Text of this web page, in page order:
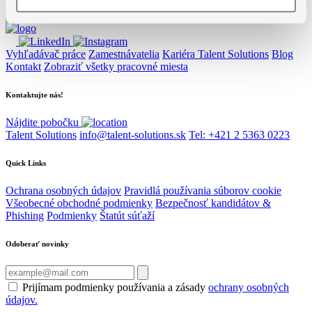
Vyhľadávač práce Zamestnávatelia Kariéra Talent Solutions Blog
Kontakt Zobraziť všetky pracovné miesta
Kontaktujte nás!
Nájdite pobočku
Talent Solutions info@talent-solutions.sk Tel: +421 2 5363 0223
Quick Links
Ochrana osobných údajov Pravidlá používania súborov cookie
Všeobecné obchodné podmienky Bezpečnosť kandidátov &
Phishing Podmienky Štatút súťaží
Odoberať novinky
Prijímam podmienky používania a zásady ochrany osobných
údajov.